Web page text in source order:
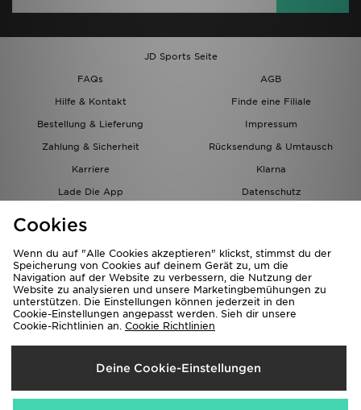
JD Sports Seite
FAQs
AGB
Hilfe & Kontakt
Finde eine Filiale
Bestellung & Lieferung
Impressum
Zahlung & Sicherheit
Rücksendung & Umtausch
Karriere
Klarna
Lade Die App
Datenschutz
Lieferung Nach
Österreich
Cookies
Wenn du auf "Alle Cookies akzeptieren" klickst, stimmst du der
Speicherung von Cookies auf deinem Gerät zu, um die
Navigation auf der Website zu verbessern, die Nutzung der
Website zu analysieren und unsere Marketingbemühungen zu
unterstützen. Die Einstellungen können jederzeit in den
Cookie-Einstellungen angepasst werden. Sieh dir unsere
Cookie-Richtlinien an. Cookie Richtlinien
Deine Cookie-Einstellungen